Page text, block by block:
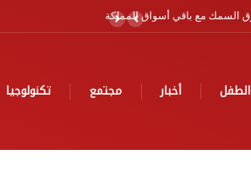
أخبار مجتمع تكنولوجيا